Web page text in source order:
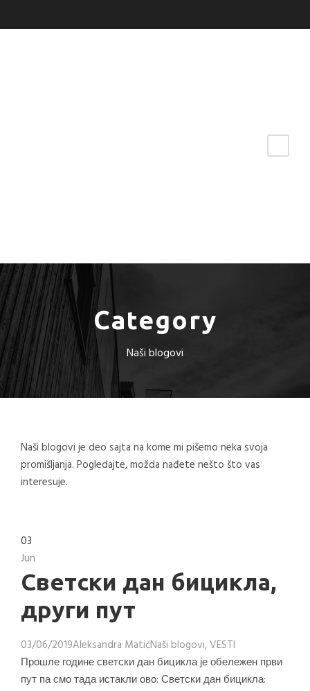
Category
Naši blogovi
Naši blogovi je deo sajta na kome mi pišemo neka svoja
promišljanja. Pogledajte, možda nađete nešto što vas
interesuje.
03
Jun
Светски дан бицикла,
други пут
03/06/2019Aleksandra MatićNaši blogovi,VESTI
Прошле године светски дан бицикла је обележен први
пут па смо тада истакли ово: Светски дан бицикла: